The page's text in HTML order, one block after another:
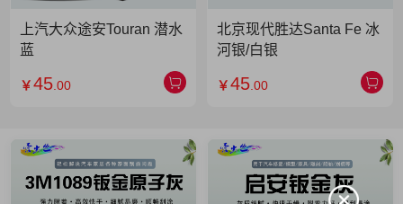
上汽大众途安Touran 潜水
蓝
￥45 .00
北京现代胜达Santa Fe 冰
河银/白银
￥45 .00